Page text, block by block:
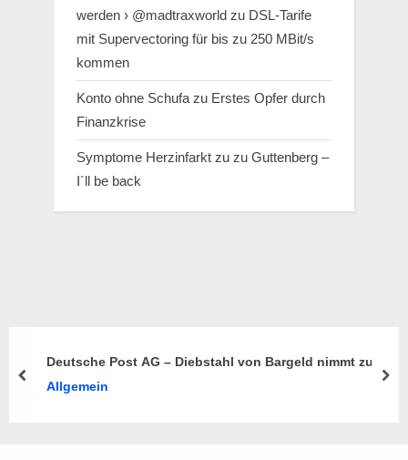
werden › @madtraxworld zu DSL-Tarife
mit Supervectoring für bis zu 250 MBit/s
kommen
Konto ohne Schufa zu Erstes Opfer durch
Finanzkrise
Symptome Herzinfarkt zu zu Guttenberg –
I´ll be back
Deutsche Post AG – Diebstahl von Bargeld nimmt zu
Allgemein
prev